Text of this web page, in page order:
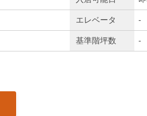
エレベータ -
基準階坪数 -